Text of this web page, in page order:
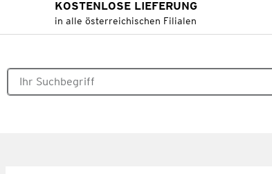
KOSTENLOSE LIEFERUNG
in alle österreichischen Filialen